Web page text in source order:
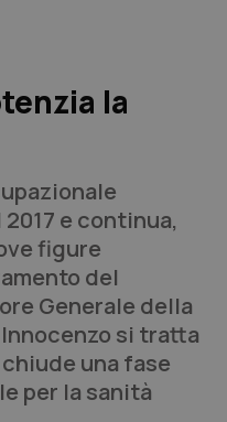
la
e continua,
figure
del
Generale della
si tratta
una fase
per la sanità